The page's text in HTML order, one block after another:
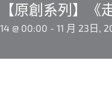
原創系列】《
@ 00:00 - 11 月 23日,